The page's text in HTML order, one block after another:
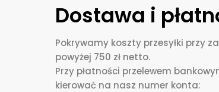
Dostawa i
Pokrywamy koszty przesyłki przy
powyżej 750 zł netto.
Przy płatności przelewem
kierować na nasz numer konta: